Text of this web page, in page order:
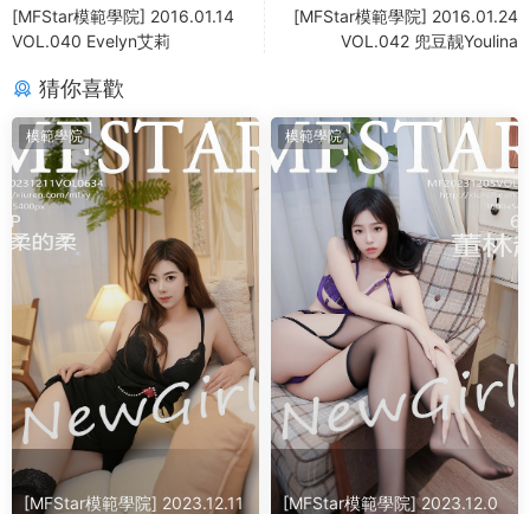
[MFStar模範學院] 2016.01.14
VOL.040 Evelyn艾莉
[MFStar模範學院] 2016.01.24
VOL.042 兜豆靓Youlina
猜你喜歡
模範學院
[MFStar模範學院] 2023.12.11
模範學院
[MFStar模範學院] 2023.12.0